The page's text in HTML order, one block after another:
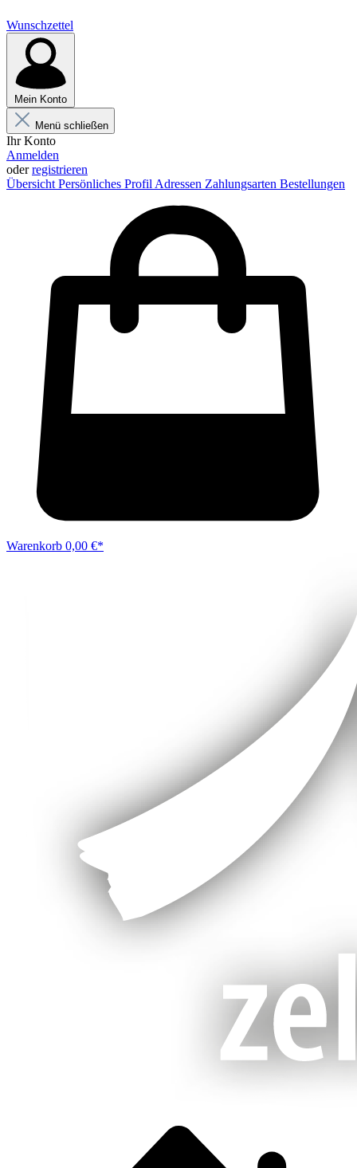
Wunschzettel
Mein Konto
Menü schließen
Ihr Konto
Anmelden
oderregistrieren
Übersicht Persönliches Profil Adressen Zahlungsarten Bestellungen
Warenkorb 0,00 €*